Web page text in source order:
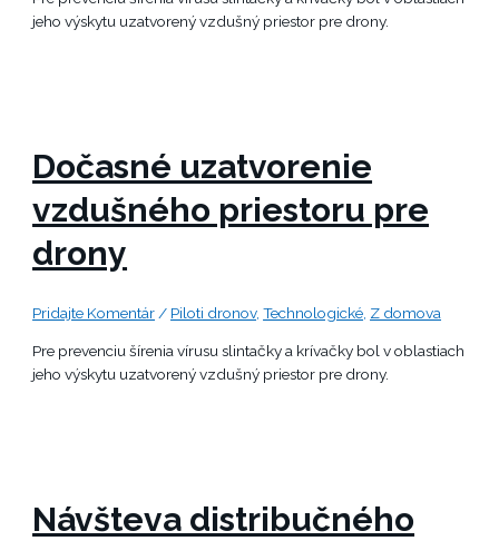
jeho výskytu uzatvorený vzdušný priestor pre drony.
Dočasné uzatvorenie
vzdušného priestoru pre
drony
Pridajte Komentár / Piloti dronov,Technologické Z domova
Pre prevenciu šírenia vírusu slintačky a krívačky bol v oblastiach
jeho výskytu uzatvorený vzdušný priestor pre drony.
Návšteva distribučného